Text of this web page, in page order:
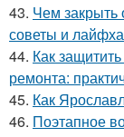
43. Чем закрыть
советы и
44. Как
ремонта:
45. Как
46. Поэтапное